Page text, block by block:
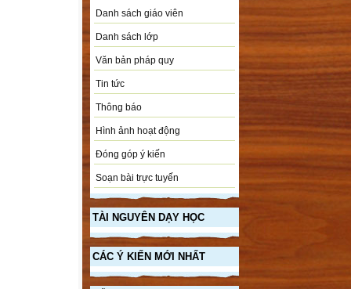
Danh sách giáo viên
Danh sách lớp
Văn bản pháp quy
Tin tức
Thông báo
Hình ảnh hoạt động
Đóng góp ý kiến
Soạn bài trực tuyến
TÀI NGUYÊN DẠY HỌC
CÁC Ý KIẾN MỚI NHẤT